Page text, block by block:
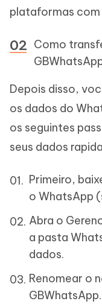
plataformas
Como
Depois disso,
os dados do
os seguintes
seus dados
Primeiro,
o WhatsApp
Abra o
a pasta
dados.
Renomear o